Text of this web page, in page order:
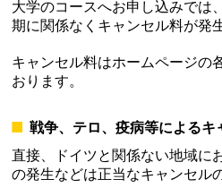
大学のコースへお申し込みでは
期に関係なくキャンセル料が発
キャンセル料はホームページの
おります。
戦争、テロ、疫病等によるキ
直接、ドイツと関係ない地域に
の発生などは正当なキャンセル